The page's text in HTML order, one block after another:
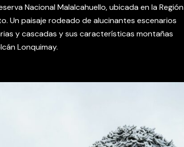
Nacional Malalcahuello, ubicada en la Región
Un paisaje rodeado de alucinantes escenarios
y cascadas y sus características montañas
Lonquimay.